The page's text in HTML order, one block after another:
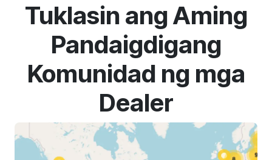
Tuklasin ang Aming
Pandaigdigang
Komunidad ng mga
Dealer